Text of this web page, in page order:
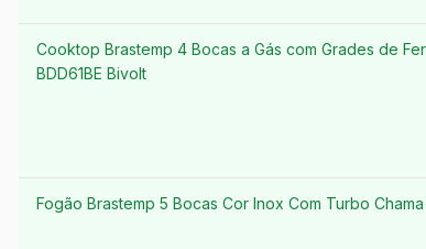
Cooktop Brastemp 4 Bocas a Gás com Grades de
BDD61BE Bivolt
Fogão Brastemp 5 Bocas Cor Inox Com Turbo Chama